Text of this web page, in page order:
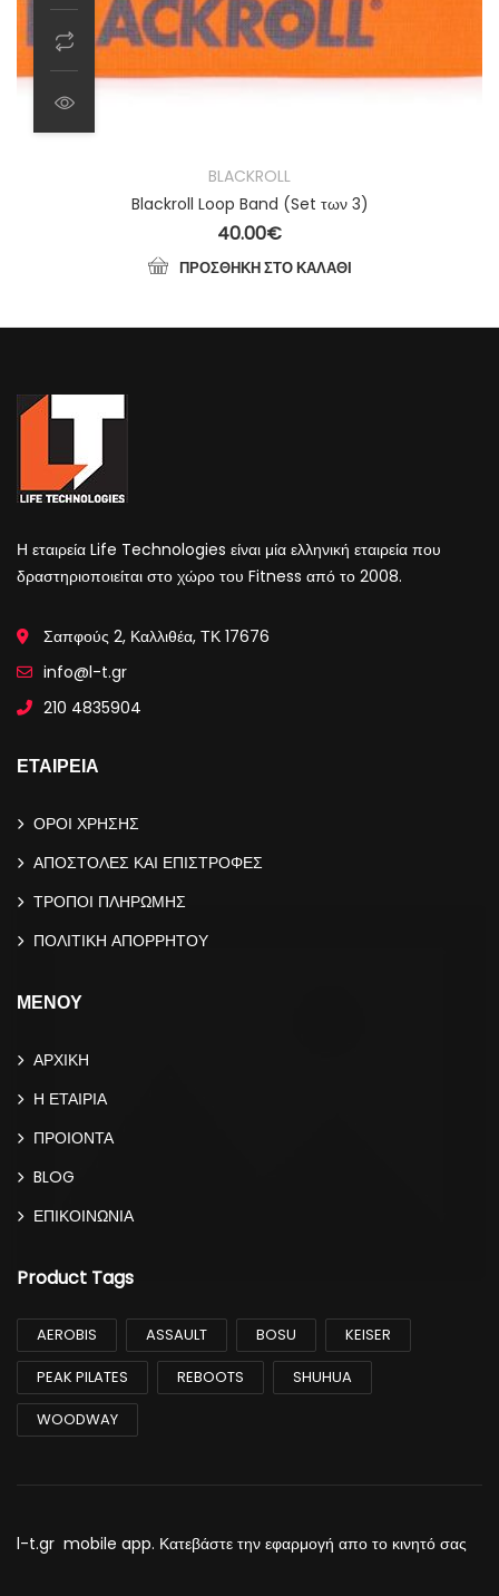
BLACKROLL
Blackroll Loop Band (Set των 3)
40.00€
ΠΡΟΣΘΉΚΗ ΣΤΟ ΚΑΛΆΘΙ
Η εταιρεία Life Technologies είναι μία ελληνική εταιρεία που
δραστηριοποιείται στο χώρο του Fitness από το 2008.
Σαπφούς 2, Καλλιθέα, ΤΚ 17676
info@l-t.gr
210 4835904
ΕΤΑΙΡΕΙΑ
ΟΡΟΙ ΧΡΗΣΗΣ
ΑΠΟΣΤΟΛΕΣ ΚΑΙ ΕΠΙΣΤΡΟΦΕΣ
ΤΡΟΠΟΙ ΠΛΗΡΩΜΗΣ
ΠΟΛΙΤΙΚΗ ΑΠΟΡΡΗΤΟΥ
ΜΕΝΟΥ
ΑΡΧΙΚΗ
Η ΕΤΑΙΡΙΑ
ΠΡΟΙΟΝΤΑ
BLOG
ΕΠΙΚΟΙΝΩΝΙΑ
Product Tags
AEROBIS ASSAULT BOSU
KEISER
PEAK PILATES
REBOOTS
SHUHUA
WOODWAY
l-t.gr mobile app. Κατεβάστε την εφαρμογή απο το κινητό σας